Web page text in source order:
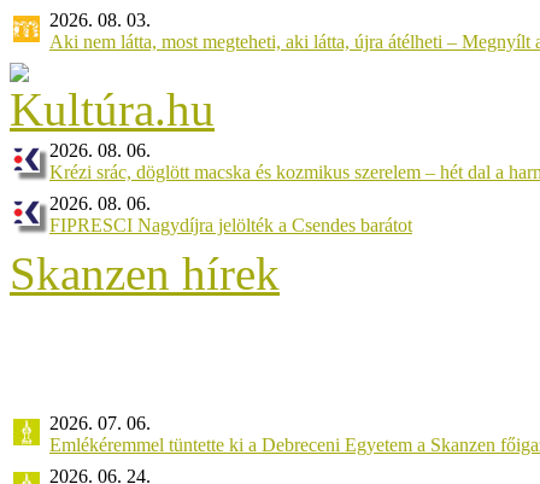
2026. 08. 03.
Aki nem látta, most megteheti, aki látta, újra átélheti –
2026. 08. 06.
Krézi srác, döglött macska és kozmikus szerelem – hét dal a
2026. 08. 06.
FIPRESCI Nagydíjra jelölték a Csendes barátot
Skanzen hírek
2026. 07. 06.
Emlékéremmel tüntette ki a Debreceni Egyetem a Skanzen
2026. 06. 24.